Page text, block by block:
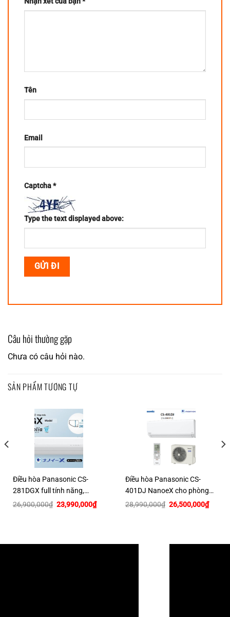
Tên
Email
Captcha*
Type the text displayed above:
Câu hỏi thường gặp
Chưa có câu hỏi nào.
SẢN PHẨM TƯƠNG TỰ
Điều hòa Panasonic CS-
281DGX full tính năng,
12000btu~20m2
26,900,000₫ Giá
gốc
23,990,000₫Giá
hiện
Điều hòa Panasonic CS-
401DJ NanoeX cho phòng
25m2
28,990,000₫ Giá
gốc
26,500,000₫Giá
hiện